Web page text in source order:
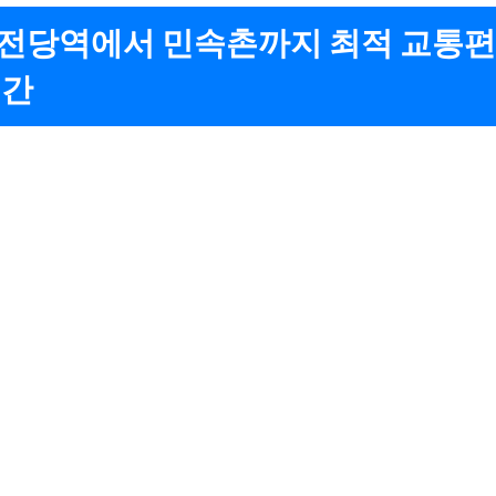
당역에서 민속촌까지 최적 교통